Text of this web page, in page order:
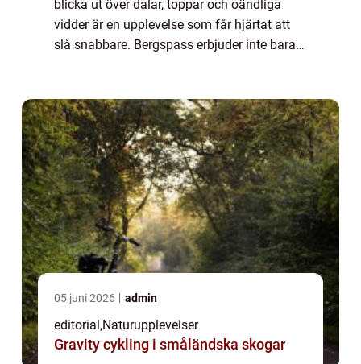
blicka ut över dalar, toppar och oändliga
vidder är en upplevelse som får hjärtat att
slå snabbare. Bergspass erbjuder inte bara
05 juni 2026 admin
editorial ,Naturupplevelser
Gravity cykling i småländska skogar